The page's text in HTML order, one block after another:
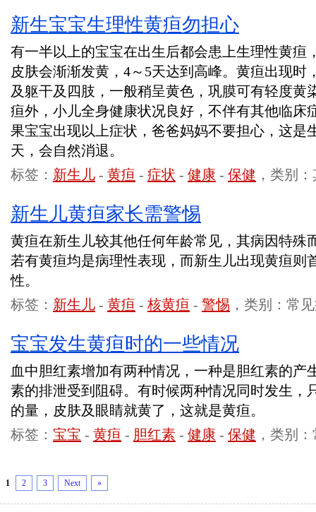
新生宝宝生理性黄疸勿担心
有一半以上的宝宝在出生后都会患上生理性黄疸
皮肤会渐渐发黄，4～5天达到高峰。黄疸出现时
及躯干及四肢，一般稍呈黄色，巩膜可有轻度黄
疸外，小儿全身健康状况良好，不伴有其他临床
果宝宝出现以上症状，爸爸妈妈不要担心，这是
天，会自然消退。
标签： 新生儿 - 黄疸 - 症状 - 健康 - 保健 ，类别
新生儿黄疸家长需警惕
黄疸在新生儿较其他任何年龄常见，其病因特殊
若有黄疸均是病理性表现，而新生儿出现黄疸则
性。
标签： 新生儿 - 黄疸 - 核黄疸 - 警惕 ，类别：常
宝宝发生黄疸时的一些情况
血中胆红素增加有两种情况，一种是胆红素的产
素的排泄受到阻碍。有时候两种情况同时发生，
的量，皮肤及眼睛就黄了，这就是黄疸。
标签： 宝宝 - 黄疸 - 胆红素 - 健康 - 保健 ，类别
1 2 3 Next »